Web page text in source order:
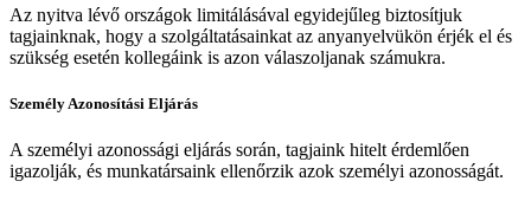
Az nyitva lévő országok limitálásával egyidejűleg biztosítjuk
tagjainknak, hogy a szolgáltatásainkat az anyanyelvükön érjék el és
szükség esetén kollegáink is azon válaszoljanak számukra.
Személy Azonosítási Eljárás
A személyi azonossági eljárás során, tagjaink hitelt érdemlően
igazolják, és munkatársaink ellenőrzik azok személyi azonosságát.